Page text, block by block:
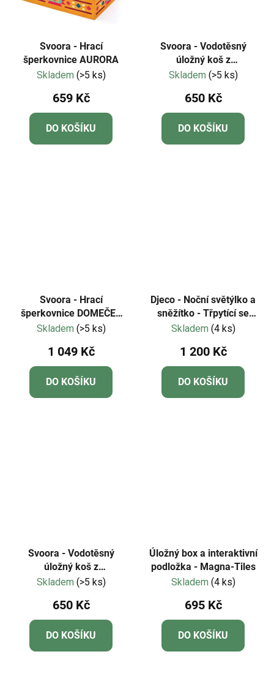
Svoora - Hrací
šperkovnice AURORA
Skladem (>5 ks)
659 Kč
DO KOŠÍKU
Svoora - Vodotěsný
úložný koš z
omyvatelného
"Zvířátka"
Skladem (>5 ks)
650 Kč
DO KOŠÍKU
Svoora - Hrací
šperkovnice DOMEČEK
PRO VÍLY
Skladem (>5 ks)
1 049 Kč
DO KOŠÍKU
Djeco - Noční světýlko a
sněžítko - Třpytící se
jednorožec
Skladem (4 ks)
1 200 Kč
DO KOŠÍKU
Svoora - Vodotěsný
úložný koš z
omyvatelného
"Vzdušné balóny"
Skladem (>5 ks)
650 Kč
DO KOŠÍKU
Úložný box a interaktivní
podložka - Magna-Tiles
Skladem (4 ks)
695 Kč
DO KOŠÍKU